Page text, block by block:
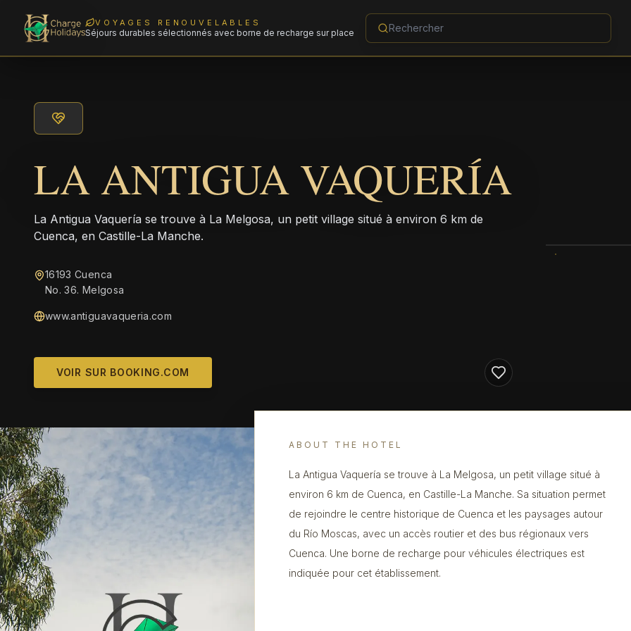
VOYAGES RENOUVELABLES
Séjours durables sélectionnés avec borne de recharge sur place
LA ANTIGUA VAQUERÍA
La Antigua Vaquería se trouve à La Melgosa, un petit village situé à environ 6 km de
Cuenca, en Castille-La Manche.
16193 Cuenca
No. 36. Melgosa
www.antiguavaqueria.com
VOIR SUR BOOKING.COM
ABOUT THE HOTEL
La Antigua Vaquería se trouve à La Melgosa, un petit village situé à
environ 6 km de Cuenca, en Castille-La Manche. Sa situation permet
de rejoindre le centre historique de Cuenca et les paysages autour
du Río Moscas, avec un accès routier et des bus régionaux vers
Cuenca. Une borne de recharge pour véhicules électriques est
indiquée pour cet établissement.